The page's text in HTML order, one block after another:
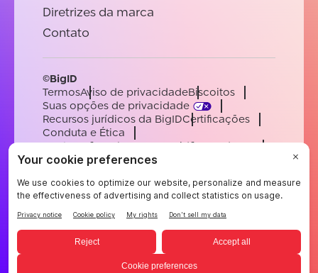
Diretrizes da marca
Contato
©BigID
TermosAviso de privacidadeBiscoitos
Suas opções de privacidade
Recursos jurídicos da BigIDCertificações
Conduta e Ética
Declaração sobre a escravidão moderna
SubprocessadoresApoiar
EnglishGermanFrenchSpanishPortuguese